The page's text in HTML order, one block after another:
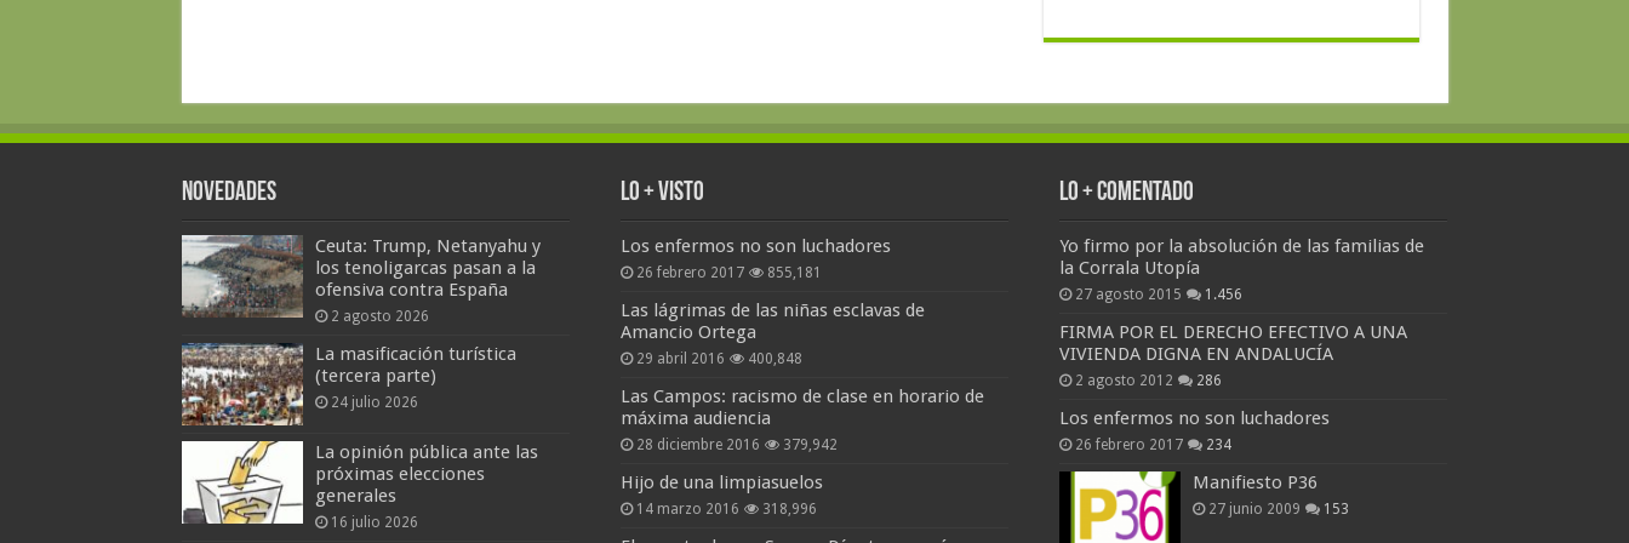
Novedades
Ceuta: Trump, Netanyahu y
los tenoligarcas pasan a la
ofensiva contra España
2 agosto 2026
La masificación turística
(tercera parte)
24 julio 2026
La opinión pública ante las
próximas elecciones
generales
16 julio 2026
Lo + Visto
Los enfermos no son luchadores
26 febrero 2017 855,181
Las lágrimas de las niñas esclavas de
Amancio Ortega
29 abril 2016 400,848
Las Campos: racismo de clase en horario de
máxima audiencia
28 diciembre 2016 379,942
Hijo de una limpiasuelos
14 marzo 2016 318,996
Lo + Comentado
Yo firmo por la absolución de las familias de
la Corrala Utopía
27 agosto 2015 1.456
FIRMA POR EL DERECHO EFECTIVO A UNA
VIVIENDA DIGNA EN ANDALUCÍA
2 agosto 2012 286
Los enfermos no son luchadores
26 febrero 2017 234
Manifiesto P36
27 junio 2009 153